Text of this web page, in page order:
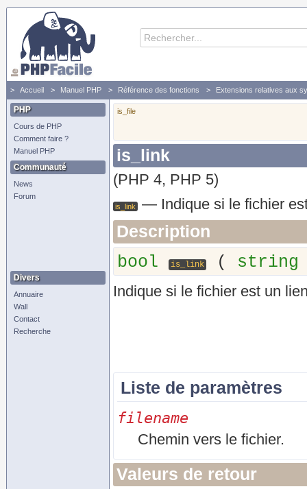
Accueil Manuel PHP Référence des fonctions
Extensions relatives aux
is_link - Indique si le fichier est un lien symbolique
PHP
Cours de PHP
Comment faire ?
Manuel PHP
Communauté
News
Forum
Divers
Annuaire
Wall
Contact
Recherche
is_file
is_link
(PHP 4, PHP 5)
is_link — Indique si le fichier
Description
bool
is_link ( string
Indique si le fichier est un
Liste de paramètres
filename
Chemin vers le fichier.
Valeurs de retour